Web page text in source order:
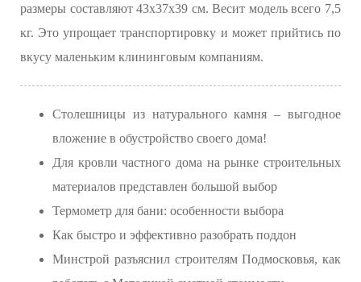
размеры составляют 43х37х39 см. Весит модель всего 7,5
кг. Это упрощает транспортировку и может прийтись по
вкусу маленьким клининговым компаниям.
Столешницы из натурального камня – выгодное
вложение в обустройство своего дома!
Для кровли частного дома на рынке строительных
материалов представлен большой выбор
Термометр для бани: особенности выбора
Как быстро и эффективно разобрать поддон
Минстрой разъяснил строителям Подмосковья, как